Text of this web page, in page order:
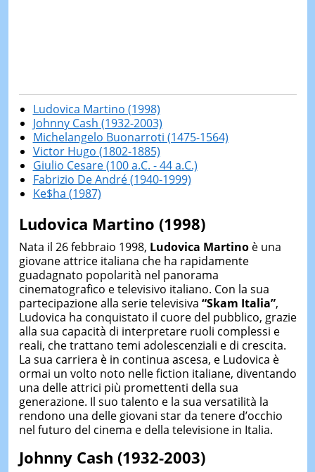
Ludovica Martino (1998)
Johnny Cash (1932-2003)
Michelangelo Buonarroti (1475-1564)
Victor Hugo (1802-1885)
Giulio Cesare (100 a.C. - 44 a.C.)
Fabrizio De André (1940-1999)
Ke$ha (1987)
Ludovica Martino (1998)
Nata il 26 febbraio 1998, Ludovica Martinoè una
giovane attrice italiana che ha rapidamente
guadagnato popolarità nel panorama
cinematografico e televisivo italiano. Con la sua
partecipazione alla serie televisiva “Skam Italia”,
Ludovica ha conquistato il cuore del pubblico, grazie
alla sua capacità di interpretare ruoli complessi e
reali, che trattano temi adolescenziali e di crescita.
La sua carriera è in continua ascesa, e Ludovica è
ormai un volto noto nelle fiction italiane, diventando
una delle attrici più promettenti della sua
generazione. Il suo talento e la sua versatilità la
rendono una delle giovani star da tenere d’occhio
nel futuro del cinema e della televisione in Italia.
Johnny Cash (1932-2003)